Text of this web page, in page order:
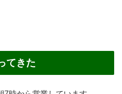
てきた